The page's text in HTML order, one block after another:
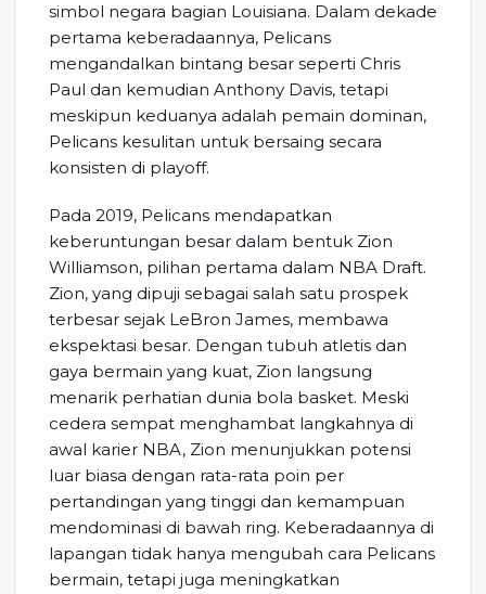
simbol negara bagian Louisiana. Dalam dekade
pertama keberadaannya, Pelicans
mengandalkan bintang besar seperti Chris
Paul dan kemudian Anthony Davis, tetapi
meskipun keduanya adalah pemain dominan,
Pelicans kesulitan untuk bersaing secara
konsisten di playoff.
Pada 2019, Pelicans mendapatkan
keberuntungan besar dalam bentuk Zion
Williamson, pilihan pertama dalam NBA Draft.
Zion, yang dipuji sebagai salah satu prospek
terbesar sejak LeBron James, membawa
ekspektasi besar. Dengan tubuh atletis dan
gaya bermain yang kuat, Zion langsung
menarik perhatian dunia bola basket. Meski
cedera sempat menghambat langkahnya di
awal karier NBA, Zion menunjukkan potensi
luar biasa dengan rata-rata poin per
pertandingan yang tinggi dan kemampuan
mendominasi di bawah ring. Keberadaannya di
lapangan tidak hanya mengubah cara Pelicans
bermain, tetapi juga meningkatkan